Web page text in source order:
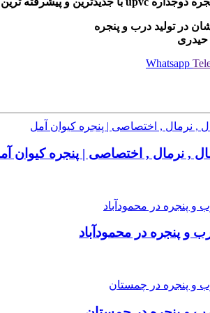
حیدری
Whatsapp
, نرمال , اختصاصی | پنجره کیوان
و پنجره در محمودآباد